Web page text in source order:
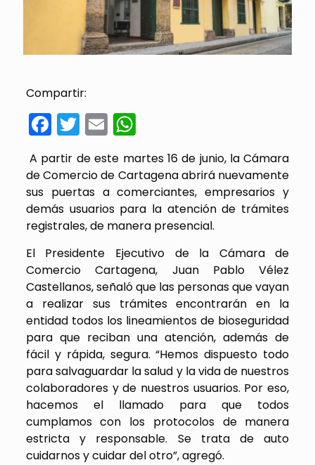
Compartir:
Facebook
Twitter
EmailWhatsApp
A partir de este martes 16 de junio, la Cámara
de Comercio de Cartagena abrirá nuevamente
sus puertas a comerciantes, empresarios y
demás usuarios para la atención de trámites
registrales, de manera presencial.
El Presidente Ejecutivo de la Cámara de
Comercio Cartagena, Juan Pablo Vélez
Castellanos, señaló que las personas que vayan
a realizar sus trámites encontrarán en la
entidad todos los lineamientos de bioseguridad
para que reciban una atención, además de
fácil y rápida, segura. “Hemos dispuesto todo
para salvaguardar la salud y la vida de nuestros
colaboradores y de nuestros usuarios. Por eso,
hacemos el llamado para que todos
cumplamos con los protocolos de manera
estricta y responsable. Se trata de auto
cuidarnos y cuidar del otro”, agregó.